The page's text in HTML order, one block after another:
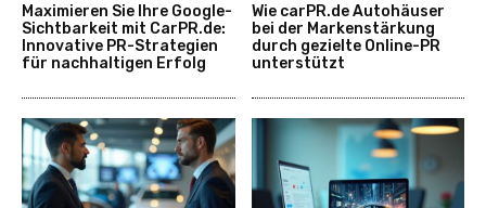
Maximieren Sie Ihre Google-
Sichtbarkeit mit CarPR.de:
Innovative PR-Strategien
für nachhaltigen Erfolg
Wie carPR.de Autohäuser
bei der Markenstärkung
durch gezielte Online-PR
unterstützt